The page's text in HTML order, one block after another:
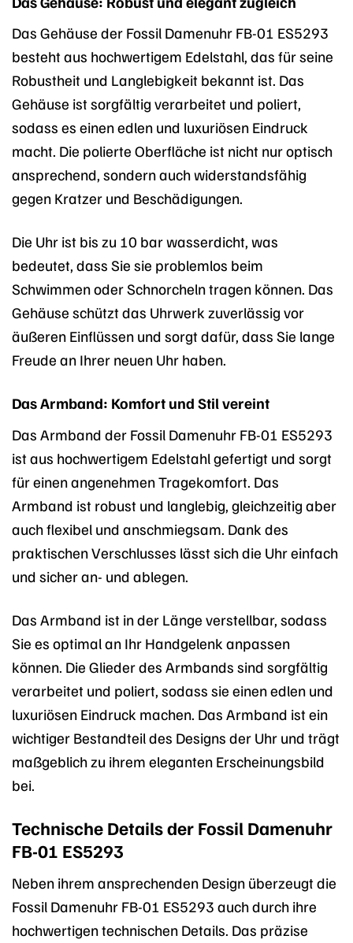
Das Gehäuse der Fossil Damenuhr FB-01 ES5293
besteht aus hochwertigem Edelstahl, das für seine
Robustheit und Langlebigkeit bekannt ist. Das
Gehäuse ist sorgfältig verarbeitet und poliert,
sodass es einen edlen und luxuriösen Eindruck
macht. Die polierte Oberfläche ist nicht nur optisch
ansprechend, sondern auch widerstandsfähig
gegen Kratzer und Beschädigungen.
Die Uhr ist bis zu 10 bar wasserdicht, was
bedeutet, dass Sie sie problemlos beim
Schwimmen oder Schnorcheln tragen können. Das
Gehäuse schützt das Uhrwerk zuverlässig vor
äußeren Einflüssen und sorgt dafür, dass Sie lange
Freude an Ihrer neuen Uhr haben.
Das Armband: Komfort und Stil vereint
Das Armband der Fossil Damenuhr FB-01 ES5293
ist aus hochwertigem Edelstahl gefertigt und sorgt
für einen angenehmen Tragekomfort. Das
Armband ist robust und langlebig, gleichzeitig aber
auch flexibel und anschmiegsam. Dank des
praktischen Verschlusses lässt sich die Uhr einfach
und sicher an- und ablegen.
Das Armband ist in der Länge verstellbar, sodass
Sie es optimal an Ihr Handgelenk anpassen
können. Die Glieder des Armbands sind sorgfältig
verarbeitet und poliert, sodass sie einen edlen und
luxuriösen Eindruck machen. Das Armband ist ein
wichtiger Bestandteil des Designs der Uhr und trägt
maßgeblich zu ihrem eleganten Erscheinungsbild
bei.
Technische Details der Fossil Damenuhr
FB-01 ES5293
Neben ihrem ansprechenden Design überzeugt die
Fossil Damenuhr FB-01 ES5293 auch durch ihre
hochwertigen technischen Details. Das präzise